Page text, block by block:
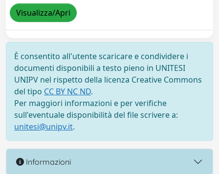
Visualizza/Apri
È consentito all'utente scaricare e condividere i
documenti disponibili a testo pieno in UNITESI
UNIPV nel rispetto della licenza Creative Commons
del tipo CC BY NC ND.
Per maggiori informazioni e per verifiche
sull'eventuale disponibilità del file scrivere a:
unitesi@unipv.it.
Informazioni